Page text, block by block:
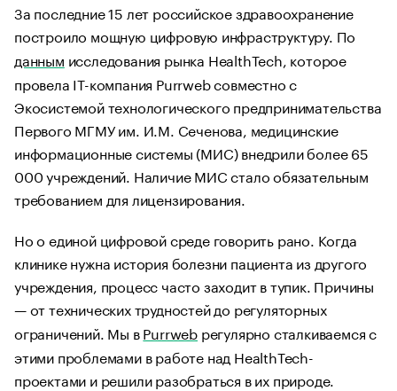
За последние 15 лет российское здравоохранение
построило мощную цифровую инфраструктуру. По
данным исследования рынка HealthTech, которое
провела IT-компания Purrweb совместно с
Экосистемой технологического предпринимательства
Первого МГМУ им. И.М. Сеченова, медицинские
информационные системы (МИС) внедрили более 65
000 учреждений. Наличие МИС стало обязательным
требованием для лицензирования.
Но о единой цифровой среде говорить рано. Когда
клинике нужна история болезни пациента из другого
учреждения, процесс часто заходит в тупик. Причины
— от технических трудностей до регуляторных
ограничений. Мы вPurrweb регулярно сталкиваемся с
этими проблемами в работе над HealthTech-
проектами и решили разобраться в их природе.